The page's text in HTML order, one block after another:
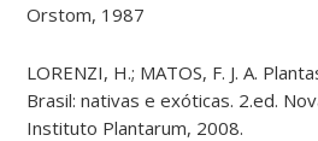
Orstom, 1987
LORENZI, H.; MATOS, F. J. A.
Brasil: nativas e exóticas. 2.ed.
Instituto Plantarum, 2008.